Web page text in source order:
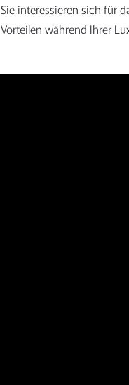
Sie interessieren sich für
Vorteilen während Ihrer